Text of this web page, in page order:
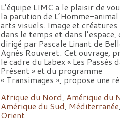
L’équipe LIMC a le plaisir de
la parution de L’Homme-
arts visuels. Image et
dans le temps et dans
dirigé par Pascale Linant de
Agnès Rouveret. Cet ouvrage,
le cadre du Labex « Les Passés
Présent » et du programme
« Transimages », propose une
Afrique du Nord, Amérique du
Amérique du Sud, Méditerranée,
Orient